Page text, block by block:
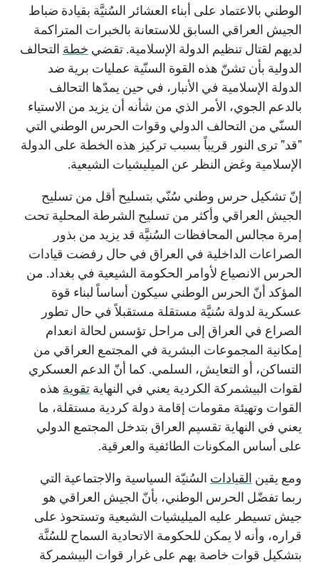
الوطني بالاعتماد على أبناء العشائر السُنيَّة بقيادة ضباط
الجيش العراقي السابق للاستعانة بالخبرات المتراكمة
لديهم لقتال تنظيم الدولة الإسلامية. تقضي خطة التحالف
الدولية بأن تشنّ هذه القوة السنّية عمليات برية ضد
الدولة الإسلامية في الأنبار، في حين يمدّها التحالف
بالدعم الجوي، الأمر الذي من شأنه أن يزيد من الاستياء
السنّي من التحالف الدولي وقوات الحرس الوطني التي
"قد" ترى النور قريباً بسبب تركيز هذه الخطة على الدولة
الإسلامية وغض النظر عن الميليشيات الشيعية.
إنّ تشكيل حرس وطني سُنّي بتسليح أقل من تسليح
الجيش العراقي وأكثر من تسليح الشرطة المحلية تحت
إمرة مجالس المحافظات السُنيَّة قد يزيد من بذور
الصراعات الداخلية في العراق في حال رفضت قيادات
الحرس الانصياع لأوامر الحكومة الشيعية في بغداد. من
المؤكد أنّ الحرس الوطني سيكون أساساً لبناء قوة
عسكرية لدولة سُنيَّة مستقلة مستقبلاً في حال تطور
الصراع في العراق إلى مراحل تؤسس لحالة انعدام
إمكانية المجموعات البشرية في المجتمع العراقي من
التساكن، أو التعايش، السلمي. كما أنّ الدعم العسكري
لقوات البيشمركة الكردية يعني في النهاية تقوية هذه
القوات وتهيئة مقومات إقامة دولة كردية مستقلة، ما
يعني في النهاية تقسيم العراق بتدخل المجتمع الدولي
على أساس المكونات الطائفية والعرقية.
ومع يقين القيادات السُنيّة السياسية والاجتماعية التي
ربما تفضّل الحرس الوطني، بأنّ الجيش العراقي هو
جيش تسيطر عليه الميليشيات الشيعية وتستحوذ على
قراره، وأنه لا يمكن للحكومة الاتحادية السماح للسُنَّة
بتشكيل قوات خاصة بهم على غرار قوات البيشمركة